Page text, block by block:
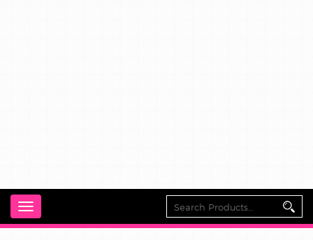
Toggle
navigation